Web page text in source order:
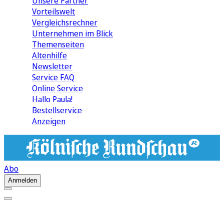
Vorteilswelt
Vergleichsrechner
Unternehmen im Blick
Themenseiten
Altenhilfe
Newsletter
Service FAQ
Online Service
Hallo Paula!
Bestellservice
Anzeigen
Abo
Anmelden